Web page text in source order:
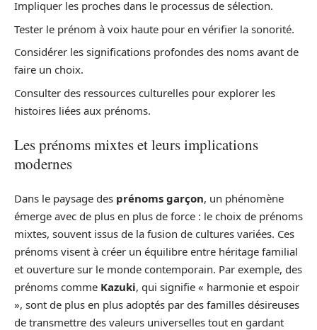
Impliquer les proches dans le processus de sélection.
Tester le prénom à voix haute pour en vérifier la sonorité.
Considérer les significations profondes des noms avant de
faire un choix.
Consulter des ressources culturelles pour explorer les
histoires liées aux prénoms.
Les prénoms mixtes et leurs implications
modernes
Dans le paysage des prénoms garçon, un phénomène
émerge avec de plus en plus de force : le choix de prénoms
mixtes, souvent issus de la fusion de cultures variées. Ces
prénoms visent à créer un équilibre entre héritage familial
et ouverture sur le monde contemporain. Par exemple, des
prénoms comme Kazuki, qui signifie « harmonie et espoir
», sont de plus en plus adoptés par des familles désireuses
de transmettre des valeurs universelles tout en gardant